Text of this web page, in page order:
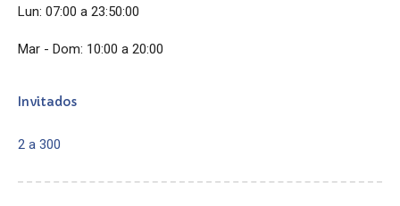
Lun: 07:00 a 23:50:00
Mar - Dom: 10:00 a 20:00
Invitados
2 a 300